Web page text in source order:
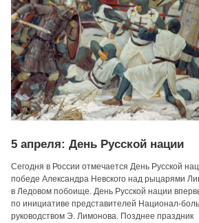
5 апреля: День Русской нации
Сегодня в России отмечается День Русской
победе Александра Невского над рыцарями
в Ледовом побоище. День Русской нации
по инициативе представителей Национал-
руководством Э. Лимонова. Позднее праздник